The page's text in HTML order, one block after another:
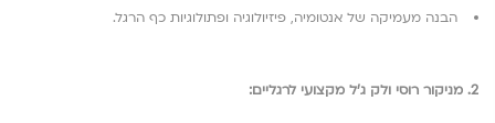
הבנה מעמיקה של אנטומיה, פיזיולוגיה ופתולוגיות כף הרגל.
2. מניקור רוסי ולק ג’ל מקצועי לרגליים: